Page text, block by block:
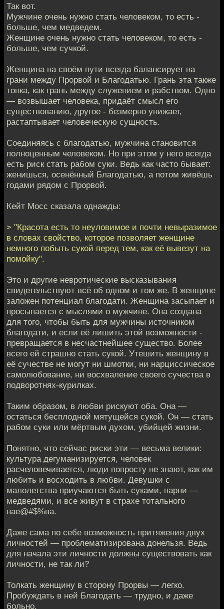
Так вот.
Мужчине очень нужно стать человеком, то есть -
больше, чем медведем.
Женщине очень нужно стать человеком, то есть -
больше, чем сучкой.
Женщина на своём пути всегда балансирует на
грани между Прорвой и Благодатью. Грань эта также
тонка, как грань между служением и рабством. Одно
— возвышает человека, придаёт смысл его
существованию, другое - безмерно унижает,
растаптывает человеческую сущность.
Соединяясь с благодатью, мужчина становится
полноценным человеком. Но при этом у него всегда
есть риск стать рабом суки. Ведь как часто бывает:
женишься, осенённый Благодатью, а потом живёшь
годами рядом с Прорвой.
Кейт Мосс сказала однажды:
> "Красота есть то неуловимое и почти невыразимое
в словах свойство, которое позволяет женщине
немного побыть сукой перед тем, как её вывезут на
помойку".
Это и другие невротические высказывания
свидетельствуют всё об одном и том же. В женщине
заложен потенциал благодати. Женщина засыпает и
просыпается с мыслями о мужчине. Она создана
для того, чтобы быть для мужчины источником
благодати, и если её лишить этой возможности -
превращается в несчастнейшее существо. Более
всего ей страшно стать сукой. Утешить женщину в
её сучестве не могут ни шмотки, ни нарциссическое
самолюбование, ни восхваление своего сучества в
подворотнях-курилках.
Таким образом, в любви рискуют оба. Она —
остаться бесплодной мятущейся сукой. Он — стать
рабом суки или мёртвым духом, убийцей жизни.
Понятно, что сейчас риски эти — весьма велики:
культура дегуманизируется, человек
расчеловечивается, люди попросту не знают, как им
любить и восходить в любви. Девушки с
малолетства приучаются быть суками, парни —
медведями, и все живут в страхе тотального
нае@#$%ва.
Даже сама по себе возможность притяжения двух
личностей — проблематизирована донельзя. Ведь
для начала эти личности должны существовать как
личности, не так ли?
Толкать женщину в сторону Прорвы — легко.
Пробуждать в ней Благодать — трудно, и даже
больно.